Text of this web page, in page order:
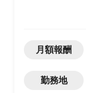
月額報酬
勤務地